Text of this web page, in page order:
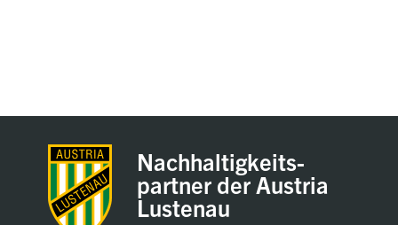
Nachhaltigkeits-
partner der Austria
Lustenau